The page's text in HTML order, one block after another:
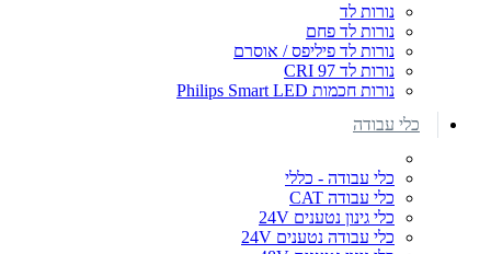
נורות לד
נורות לד פחם
נורות לד פיליפס / אוסרם
נורות לד CRI 97
נורות חכמות Philips Smart LED
כלי עבודה
כלי עבודה - כללי
כלי עבודה CAT
כלי גינון נטענים 24V
כלי עבודה נטענים 24V